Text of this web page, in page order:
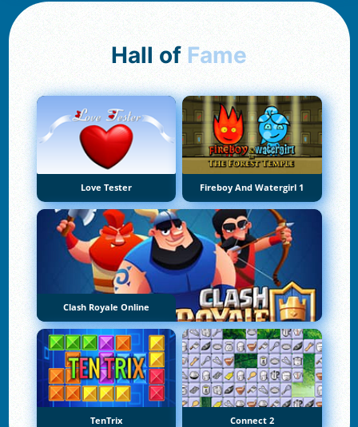
Hall of Fame
Love Tester Fireboy And Watergirl 1
Clash Royale Online
TenTrix Connect 2